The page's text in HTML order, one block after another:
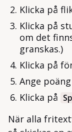
Klicka på
Klicka på
om det
granskas.)
Klicka på
Ange
Klicka på
När alla